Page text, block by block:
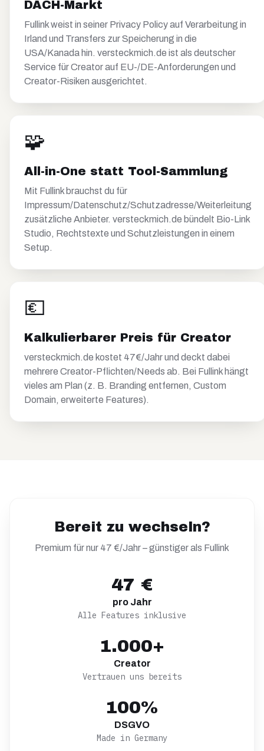
DACH-Markt
Fullink weist in seiner Privacy Policy auf Verarbeitung in
Irland und Transfers zur Speicherung in die
USA/Kanada hin. versteckmich.de ist als deutscher
Service für Creator auf EU-/DE-Anforderungen und
Creator-Risiken ausgerichtet.
🧩
All-in-One statt Tool-Sammlung
Mit Fullink brauchst du für
Impressum/Datenschutz/Schutzadresse/Weiterleitung
zusätzliche Anbieter. versteckmich.de bündelt Bio-Link
Studio, Rechtstexte und Schutzleistungen in einem
Setup.
💶
Kalkulierbarer Preis für Creator
versteckmich.de kostet 47€/Jahr und deckt dabei
mehrere Creator-Pflichten/Needs ab. Bei Fullink hängt
vieles am Plan (z. B. Branding entfernen, Custom
Domain, erweiterte Features).
Bereit zu wechseln?
Premium für nur 47 €/Jahr – günstiger als Fullink
47 €
pro Jahr
Alle Features inklusive
1.000+
Creator
Vertrauen uns bereits
100%
DSGVO
Made in Germany